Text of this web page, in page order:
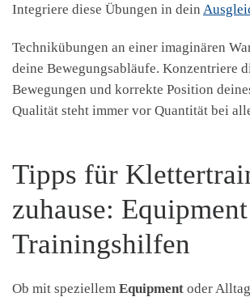
Integriere diese Übungen in dein
Technikübungen an einer imaginären
deine Bewegungsabläufe. Konzentriere
Bewegungen und korrekte Position
Qualität steht immer vor Quantität bei
Tipps für
zuhause:
Trainingshilfen
Ob mit speziellem Equipment oder